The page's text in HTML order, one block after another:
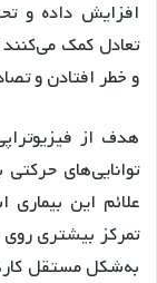
افزایش داده و
تعادل کمک می‌کنند
و خطر افتادن و
هدف از
توانایی‌های
علائم این
تمرکز بیشتری روی
به‌شکل مستقل